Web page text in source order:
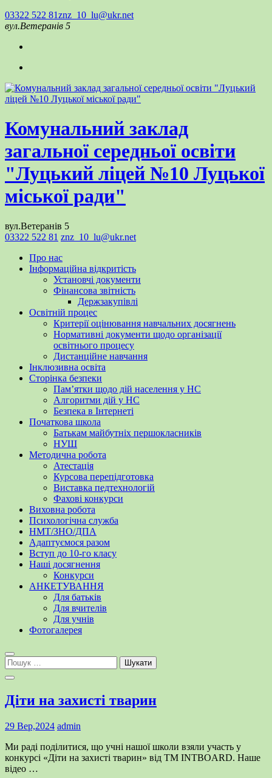
03322 522 81znz_10_lu@ukr.net
вул.Ветеранів 5
Комунальний заклад
загальної середньої освіти
"Луцький ліцей №10 Луцької
міської ради"
вул.Ветеранів 5
03322 522 81 znz_10_lu@ukr.net
Про нас
Інформаційна відкритість
Установчі документи
Фінансова звітність
Держзакупівлі
Освітній процес
Критерії оцінювання навчальних досягнень
Нормативні документи щодо організації
освітнього процесу
Дистанційне навчання
Інклюзивна освіта
Сторінка безпеки
Пам’ятки щодо дій населення у НС
Алгоритми дій у НС
Безпека в Інтернеті
Початкова школа
Батькам майбутніх першокласників
НУШ
Методична робота
Атестація
Курсова перепідготовка
Виставка педтехнологій
Фахові конкурси
Виховна робота
Психологічна служба
НМТ/ЗНО/ДПА
Адаптуємося разом
Вступ до 10-го класу
Наші досягнення
Конкурси
АНКЕТУВАННЯ
Для батьків
Для вчителів
Для учнів
Фотогалерея
Пошук:
Діти на захисті тварин
29 Вер,2024 admin
Ми раді поділитися, що учні нашої школи взяли участь у
конкурсі «Діти на захисті тварин» від ТМ INTBOARD. Наше
відео …